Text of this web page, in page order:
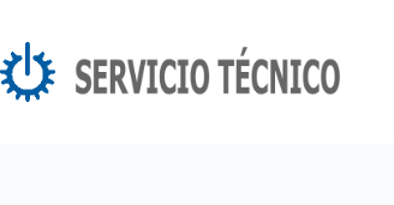
contenido